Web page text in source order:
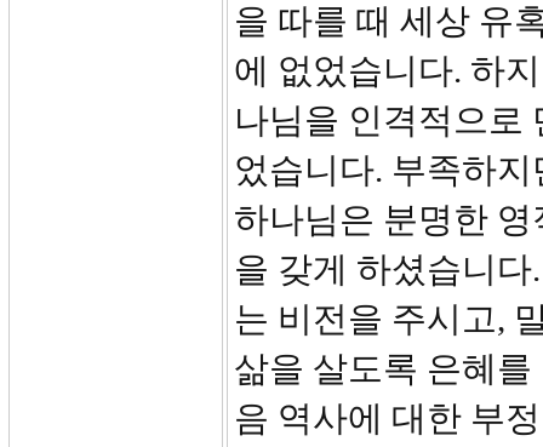
을 따를 때 세상 유
에 없었습니다. 하
나님을 인격적으로
었습니다. 부족하
하나님은 분명한
을 갖게 하셨습니
는 비전을 주시고,
삶을 살도록 은혜
음 역사에 대한 부